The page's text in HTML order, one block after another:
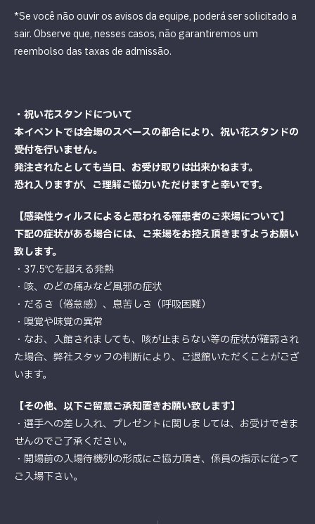
*Se você não ouvir os avisos da equipe, poderá ser solicitado a
sair. Observe que, nesses casos, não garantiremos um
reembolso das taxas de admissão.
・祝い花スタンドについて
本イベントでは会場のスペースの都合により、祝い花スタンドの
受付を行いません。
発注されたとしても当日、お受け取りは出来かねます。
恐れ入りますが、ご理解ご協力いただけますと幸いです。
【感染性ウィルスによると思われる罹患者のご来場について】
下記の症状がある場合には、ご来場をお控え頂きますようお願い
致します。
・37.5℃を超える発熱
・咳、のどの痛みなど風邪の症状
・だるさ（倦怠感）、息苦しさ（呼吸困難）
・嗅覚や味覚の異常
・なお、入館されましても、咳が止まらない等の症状が確認され
た場合、弊社スタッフの判断により、ご退館いただくことがござ
います。
【その他、以下ご留意ご承知置きお願い致します】
・選手への差し入れ、プレゼントに関しましては、お受けできま
せんのでご了承ください。
・開場前の入場待機列の形成にご協力頂き、係員の指示に従って
ご入場下さい。